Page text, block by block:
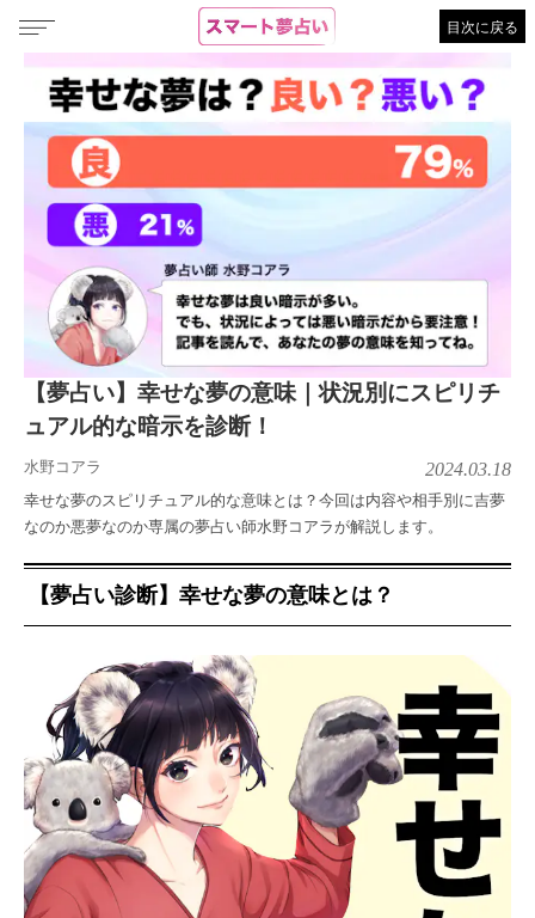
目次に戻る
【夢占い】幸せな夢の意味｜状況別にスピリチ
ュアル的な暗示を診断！
水野コアラ 2024.03.18
幸せな夢のスピリチュアル的な意味とは？今回は内容や相手別に吉夢
なのか悪夢なのか専属の夢占い師水野コアラが解説します。
【夢占い診断】幸せな夢の意味とは？